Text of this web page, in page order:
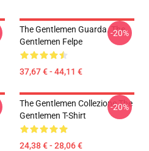
The Gentlemen Guarda. The
Gentlemen Felpe
37,67 € - 44,11 €
-20%
The Gentlemen Collezione The
Gentlemen T-Shirt
24,38 € - 28,06 €
-20%